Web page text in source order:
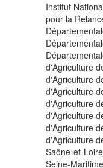
Institut
pour la
d'Agriculture
d'Agriculture
d'Agriculture
d'Agriculture
d'Agriculture
d'Agriculture
d'Agriculture
Saône-et-
Seine-